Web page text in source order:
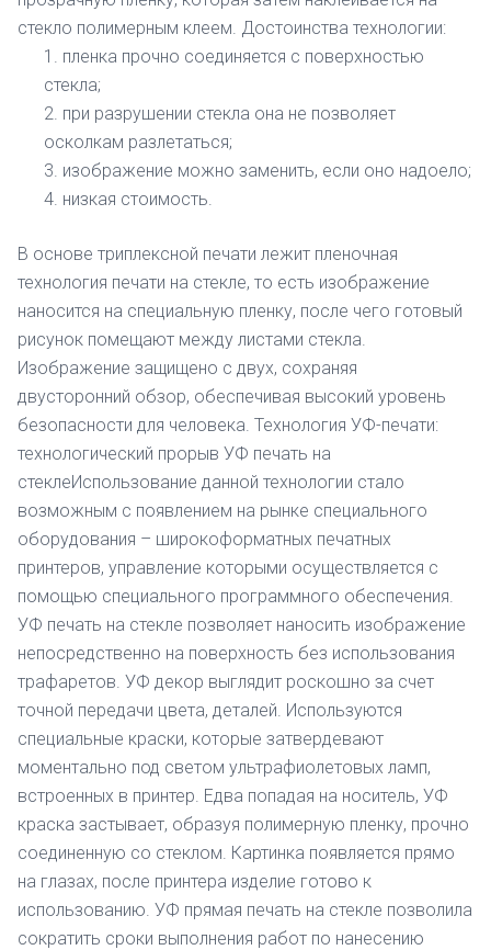
стекло полимерным клеем. Достоинства технологии:
пленка прочно соединяется с поверхностью
стекла;
при разрушении стекла она не позволяет
осколкам разлетаться;
изображение можно заменить, если оно надоело;
низкая стоимость.
В основе триплексной печати лежит пленочная
технология печати на стекле, то есть изображение
наносится на специальную пленку, после чего готовый
рисунок помещают между листами стекла.
Изображение защищено с двух, сохраняя
двусторонний обзор, обеспечивая высокий уровень
безопасности для человека. Технология УФ-печати:
технологический прорыв УФ печать на
стеклеИспользование данной технологии стало
возможным с появлением на рынке специального
оборудования – широкоформатных печатных
принтеров, управление которыми осуществляется с
помощью специального программного обеспечения.
УФ печать на стекле позволяет наносить изображение
непосредственно на поверхность без использования
трафаретов. УФ декор выглядит роскошно за счет
точной передачи цвета, деталей. Используются
специальные краски, которые затвердевают
моментально под светом ультрафиолетовых ламп,
встроенных в принтер. Едва попадая на носитель, УФ
краска застывает, образуя полимерную пленку, прочно
соединенную со стеклом. Картинка появляется прямо
на глазах, после принтера изделие готово к
использованию. УФ прямая печать на стекле позволила
сократить сроки выполнения работ по нанесению